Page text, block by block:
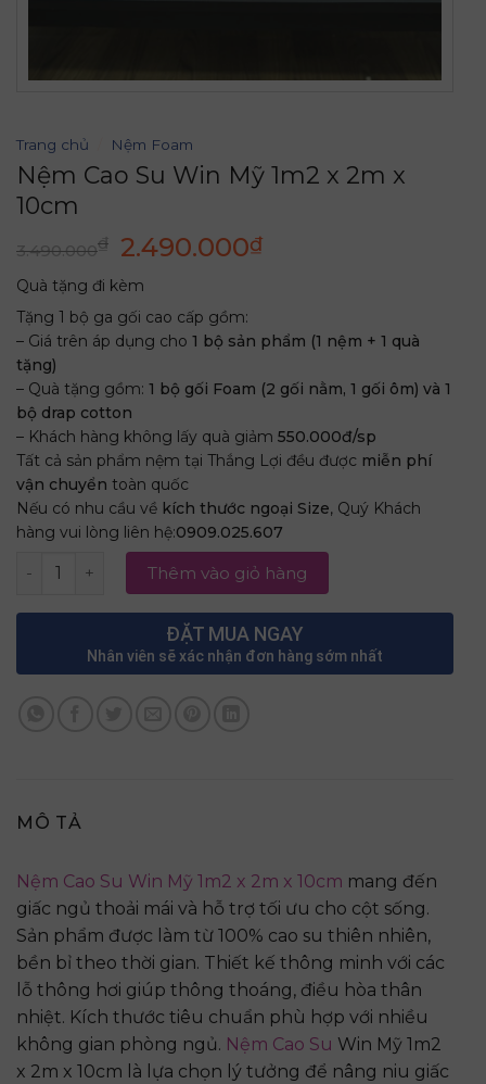
Trang chủ Nệm Foam
Nệm Cao Su Win Mỹ 1m2 x 2m x
10cm
3.490.000₫
Giá
gốc
là:
3.490.000₫.
2.490.000₫Giá
2.490.000₫.
Quà tặng đi kèm
Tặng 1 bộ ga gối cao cấp gồm:
– Giá trên áp dụng cho 1 bộ sản phẩm (1 nệm + 1 quà
tặng)
– Quà tặng gồm: 1 bộ gối Foam (2 gối nằm, 1 gối ôm) và 1
bộ drap cotton
– Khách hàng không lấy quà giảm 550.000đ/sp
Tất cả sản phẩm nệm tại Thắng Lợi đều được miễn phí
vận chuyển toàn quốc
Nếu có nhu cầu về kích thước ngoại Size, Quý Khách
hàng vui lòng liên hệ:0909.025.607
Nệm Cao Su Win Mỹ 1m2 x 2m x 10cm số lượng
Thêm vào giỏ hàng
ĐẶT MUA NGAY
Nhân viên sẽ xác nhận đơn hàng sớm nhất
MÔ TẢ
Nệm Cao Su Win Mỹ 1m2 x 2m x 10cm mang đến
giấc ngủ thoải mái và hỗ trợ tối ưu cho cột sống.
Sản phẩm được làm từ 100% cao su thiên nhiên,
bền bỉ theo thời gian. Thiết kế thông minh với các
lỗ thông hơi giúp thông thoáng, điều hòa thân
nhiệt. Kích thước tiêu chuẩn phù hợp với nhiều
không gian phòng ngủ. Nệm Cao Su Win Mỹ 1m2
x 2m x 10cm là lựa chọn lý tưởng để nâng niu giấc